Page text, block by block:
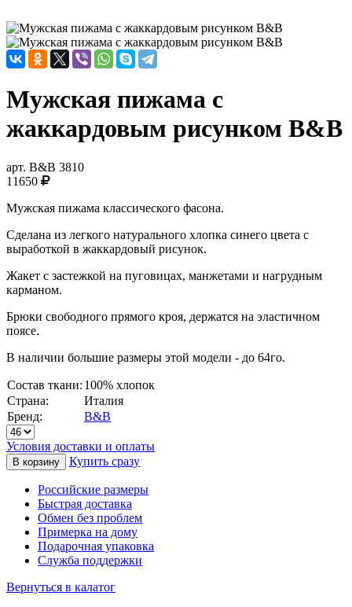
Мужская пижама с
жаккардовым рисунком B&B
арт. B&B 3810
11650
Мужская пижама классического фасона.
Сделана из легкого натурального хлопка синего цвета с
выработкой в жаккардовый рисунок.
Жакет с застежкой на пуговицах, манжетами и нагрудным
карманом.
Брюки свободного прямого кроя, держатся на эластичном
поясе.
В наличии большие размеры этой модели - до 64го.
Состав ткани: 100% хлопок
Страна:
Италия
Бренд:
B&B
Условия доставки и оплаты
Купить сразу
Российские размеры
Быстрая доставка
Обмен без проблем
Примерка на дому
Подарочная упаковка
Служба поддержки
Вернуться в калатог